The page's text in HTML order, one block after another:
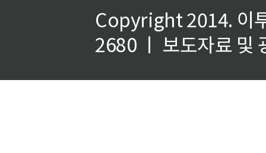
Copyright 2014. 이
2680 ㅣ 보도자료